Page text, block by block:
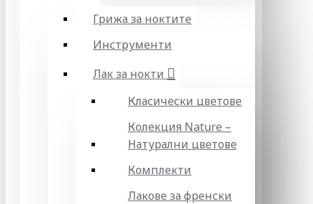
Грижа за ноктите
Инструменти
Лак за нокти
Класически цветове
Колекция Nature –
Натурални цветове
Комплекти
Лакове за френски